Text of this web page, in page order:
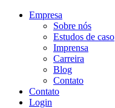
Empresa
Sobre nós
Estudos de caso
Imprensa
Carreira
Blog
Contato
Contato
Login